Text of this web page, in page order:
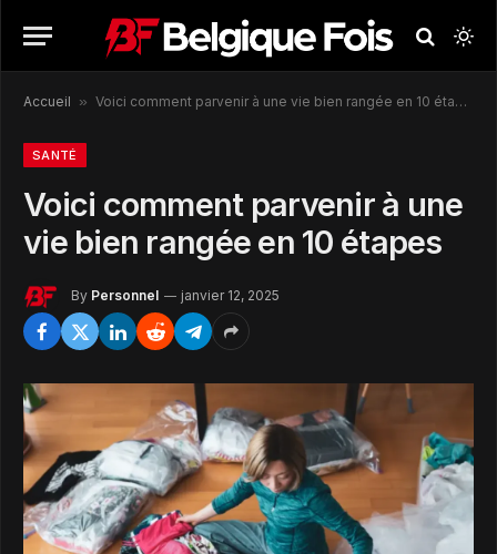
Accueil » Voici comment parvenir à une vie bien rangée en 10 étapes
SANTÉ
Voici comment parvenir à une
vie bien rangée en 10 étapes
By Personnel janvier 12, 2025